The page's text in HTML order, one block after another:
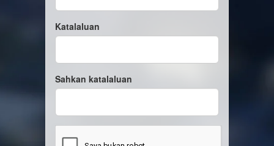
Katalaluan
Sahkan katalaluan